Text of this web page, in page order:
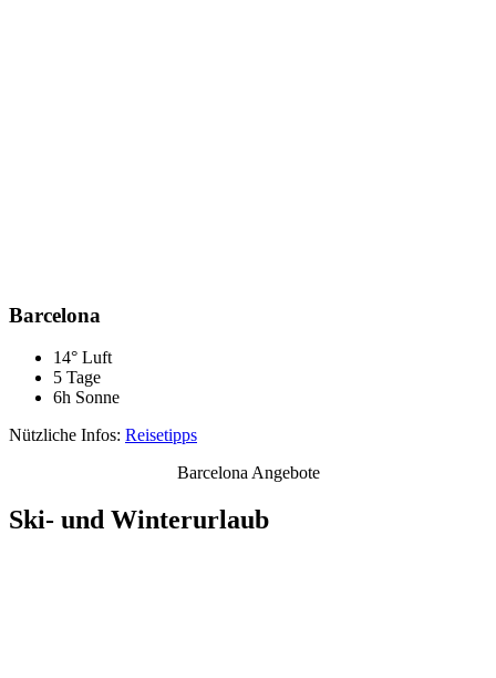
Barcelona
14° Luft
5 Tage
6h Sonne
Nützliche Infos: Reisetipps
Barcelona Angebote
Ski- und Winterurlaub